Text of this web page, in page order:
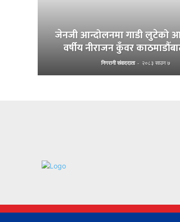
जेनजी आन्दोलनमा गाडी लुटेको
वर्षीय नीराजन कुँवर
निगरानी संवाददाता - २०८३ साउन ७